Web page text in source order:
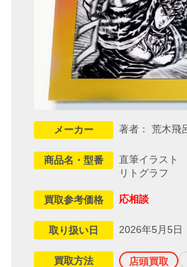
メーカー 著者： 荒木飛
商品名・型番
直筆イラスト
リトグラフ
買取参考価格 応相談
取り扱い日 2026年5月5日
買取方法 店頭買取